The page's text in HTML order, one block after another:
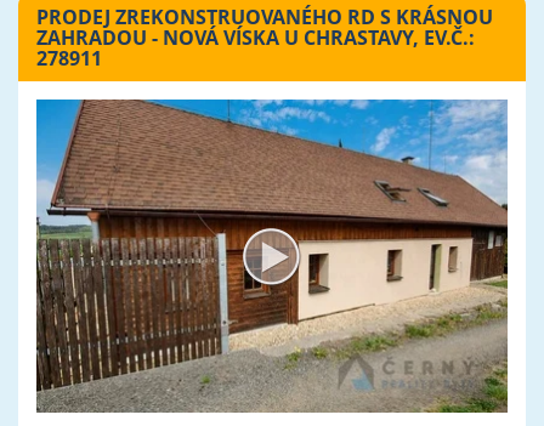
PRODEJ ZREKONSTRUOVANÉHO RD S KRÁSNOU
ZAHRADOU - NOVÁ VÍSKA U CHRASTAVY, EV.Č.:
278911